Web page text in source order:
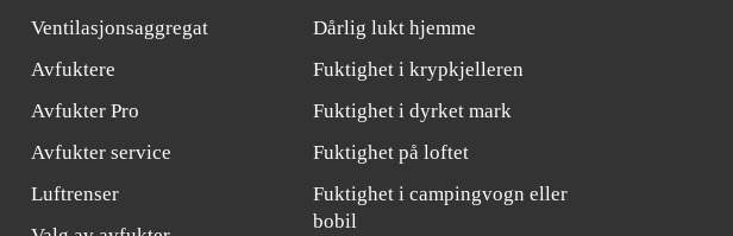
Ventilasjonsaggregat
Avfuktere
Avfukter Pro
Avfukter service
Luftrenser
Dårlig lukt hjemme
Fuktighet i krypkjelleren
Fuktighet i dyrket mark
Fuktighet på loftet
Fuktighet i campingvogn eller
bobil